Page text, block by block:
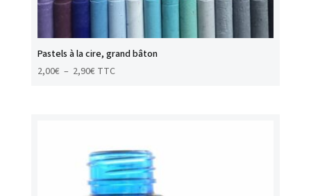
Pastels à la cire, grand bâton
2,00€ – 2,90€Plage
2,90€
TTC